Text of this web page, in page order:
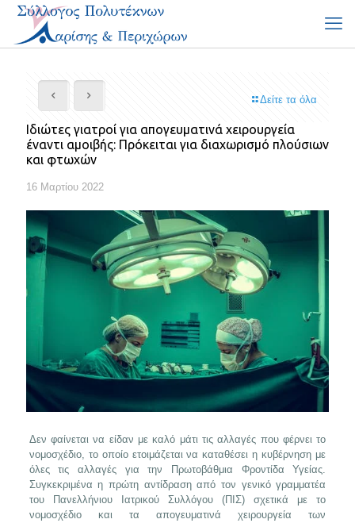
Δείτε τα όλα
Ιδιώτες γιατροί για απογευματινά χειρουργεία
έναντι αμοιβής: Πρόκειται για διαχωρισμό πλούσιων
και φτωχών
16 Μαρτίου 2022
Δεν φαίνεται να είδαν με καλό μάτι τις αλλαγές που φέρνει το
νομοσχέδιο, το οποίο ετοιμάζεται να καταθέσει η κυβέρνηση με
όλες τις αλλαγές για την Πρωτοβάθμια Φροντίδα Υγείας.
Συγκεκριμένα η πρώτη αντίδραση από τον γενικό γραμματέα
του Πανελλήνιου Ιατρικού Συλλόγου (ΠΙΣ) σχετικά με το
νομοσχέδιο και τα απογευματινά χειρουργεία των